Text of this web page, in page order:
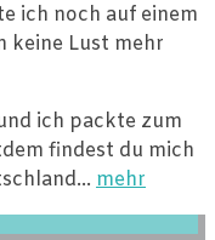
ich noch auf einem
keine Lust mehr
ich packte zum
findest du mich
mehr